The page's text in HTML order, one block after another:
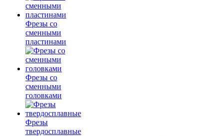
Фрезы со
сменными
пластинами
Фрезы со
сменными
головками
Фрезы
твердосплавные